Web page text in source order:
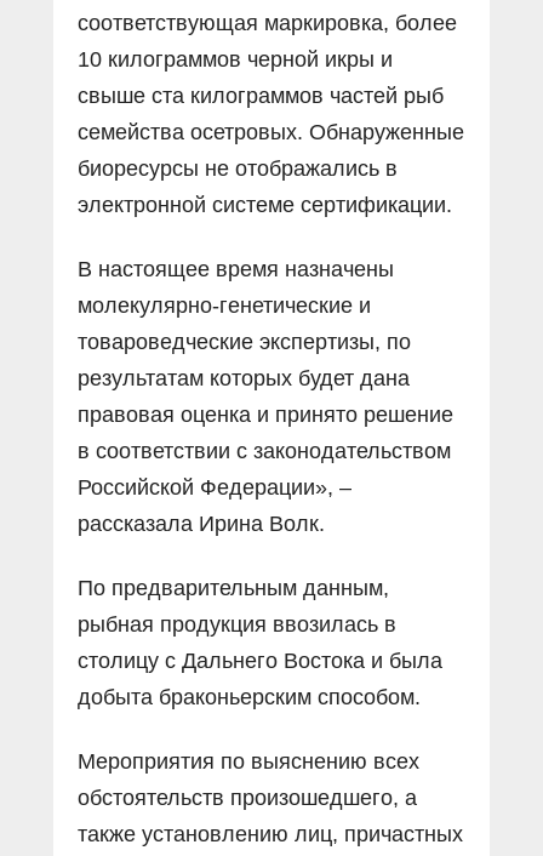
соответствующая маркировка, более
10 килограммов черной икры и
свыше ста килограммов частей рыб
семейства осетровых. Обнаруженные
биоресурсы не отображались в
электронной системе сертификации.
В настоящее время назначены
молекулярно-генетические и
товароведческие экспертизы, по
результатам которых будет дана
правовая оценка и принято решение
в соответствии с законодательством
Российской Федерации», –
рассказала Ирина Волк.
По предварительным данным,
рыбная продукция ввозилась в
столицу с Дальнего Востока и была
добыта браконьерским способом.
Мероприятия по выяснению всех
обстоятельств произошедшего, а
также установлению лиц, причастных